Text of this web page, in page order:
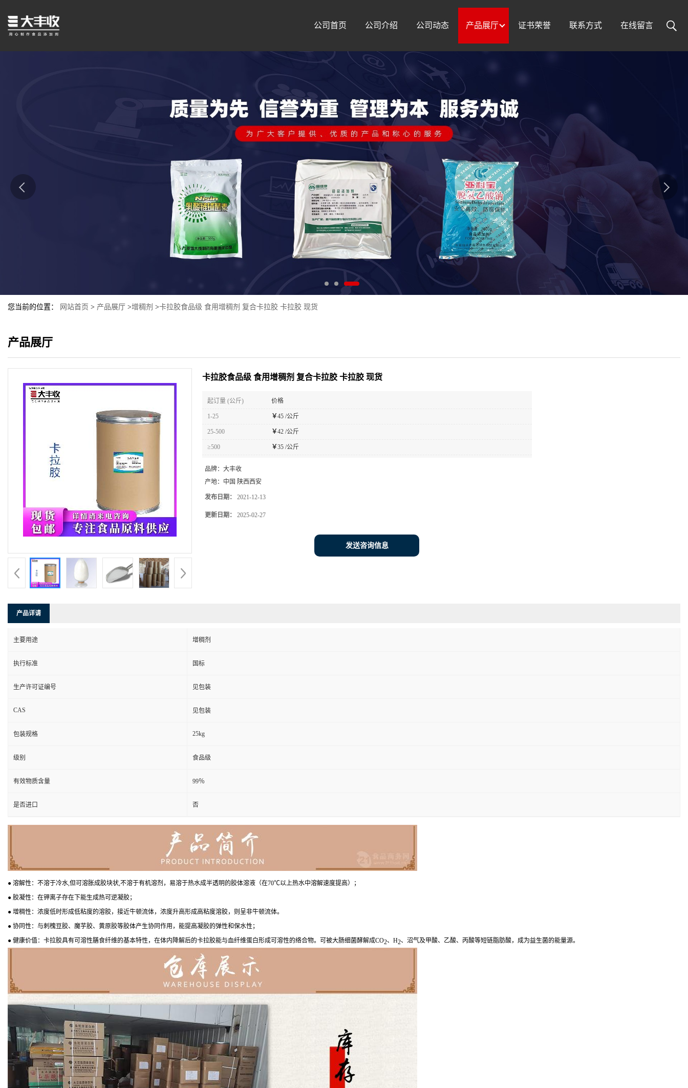
公司首页 公司介绍 公司动态 产品展厅 证书荣誉 联系方式 在线留言
您当前的位置： 网站首页 > 产品展厅 >增稠剂 >卡拉胶食品级 食用增稠剂 复合卡拉胶 卡拉胶 现货
产品展厅
卡拉胶食品级 食用增稠剂 复合卡拉胶 卡拉胶 现货
起订量 (公斤) 价格
1-25 ￥45 /公斤
25-500 ￥42 /公斤
≥500 ￥35 /公斤
品牌： 大丰收
产地： 中国 陕西西安
发布日期： 2021-12-13
更新日期： 2025-02-27
发送咨询信息
产品详请
主要用途 增稠剂
执行标准 国标
生产许可证编号 见包装
CAS 见包装
包装规格 25kg
级别 食品级
有效物质含量 99％
是否进口 否
● 溶解性：不溶于冷水,但可溶胀成胶块状,不溶于有机溶剂，易溶于热水成半透明的胶体溶液（在70℃以上热水中溶解速度提高）；
● 胶凝性：在钾离子存在下能生成热可逆凝胶；
● 增稠性：浓度低时形成低粘度的溶胶，接近牛顿流体，浓度升高形成高粘度溶胶，则呈非牛顿流体。
● 协同性：与刺槐豆胶、魔芋胶、黄原胶等胶体产生协同作用，能提高凝胶的弹性和保水性；
● 健康价值：卡拉胶具有可溶性膳食纤维的基本特性，在体内降解后的卡拉胶能与血纤维蛋白形成可溶性的络合物。可被大肠细菌酵解成CO2、H2、沼气及甲酸、乙酸、丙酸等短链脂肪酸，成为益生菌的能量源。